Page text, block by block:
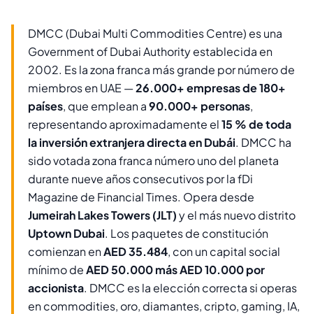
DMCC (Dubai Multi Commodities Centre) es una
Government of Dubai Authority establecida en
2002. Es la zona franca más grande por número de
miembros en UAE —26.000+ empresas de 180+
países, que emplean a90.000+ personas,
representando aproximadamente el15 % de toda
la inversión extranjera directa en Dubái. DMCC ha
sido votada zona franca número uno del planeta
durante nueve años consecutivos por la fDi
Magazine de Financial Times. Opera desde
Jumeirah Lakes Towers (JLT)y el más nuevo distrito
Uptown Dubai. Los paquetes de constitución
comienzan enAED 35.484, con un capital social
mínimo deAED 50.000 más AED 10.000 por
accionista. DMCC es la elección correcta si operas
en commodities, oro, diamantes, cripto, gaming, IA,